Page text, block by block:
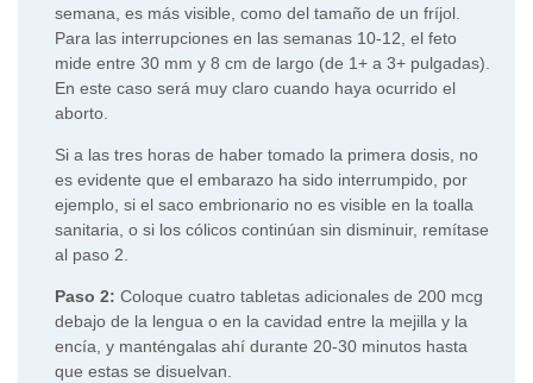
semana, es más visible, como del tamaño de un fríjol.
Para las interrupciones en las semanas 10-12, el feto
mide entre 30 mm y 8 cm de largo (de 1+ a 3+ pulgadas).
En este caso será muy claro cuando haya ocurrido el
aborto.
Si a las tres horas de haber tomado la primera dosis, no
es evidente que el embarazo ha sido interrumpido, por
ejemplo, si el saco embrionario no es visible en la toalla
sanitaria, o si los cólicos continúan sin disminuir, remítase
al paso 2.
Paso 2: Coloque cuatro tabletas adicionales de 200 mcg
debajo de la lengua o en la cavidad entre la mejilla y la
encía, y manténgalas ahí durante 20-30 minutos hasta
que estas se disuelvan.